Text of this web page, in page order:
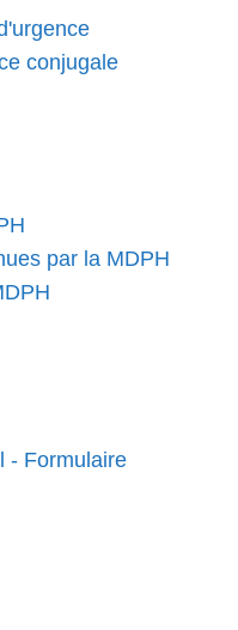
conjugale
par la MDPH
- Formulaire